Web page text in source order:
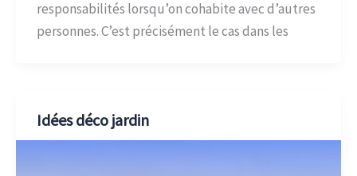
responsabilités lorsqu’on cohabite avec d’autres
personnes. C’est précisément le cas dans les
Idées déco jardin